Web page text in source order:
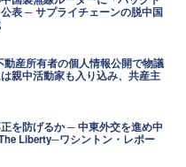
表 ─ サプライチェーンの脱中国
産所有者の個人情報公開で物議
親中活動家も入り込み、共産主
を防げるか ─ 中東外交を進め中
Liberty─ワシントン・レポー